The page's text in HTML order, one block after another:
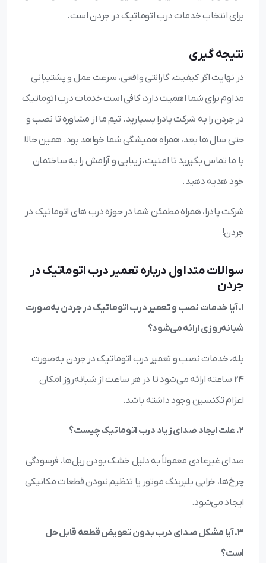
برای انتخاب خدمات درب اتوماتیک در جردن است.
نتیجه گیری
در نهایت اگر کیفیت، گارانتی واقعی، سرعت عمل و پشتیبانی
مداوم برای شما اهمیت دارد، کافی است خدمات درب اتوماتیک
در جردن را به شرکت پادرا بسپارید. تیم ما از مشاوره تا نصب و
حتی سال ها بعد، همراه همیشگی شما خواهد بود. همین حالا
با ما تماس بگیرید تا امنیت، زیبایی و آرامش را به ساختمان
خود هدیه دهید.
شرکت پادرا، همراه مطمئن شما در حوزه درب های اتوماتیک در
جردن!
سوالات متداول درباره تعمیر درب اتوماتیک در
جردن
1. آیا خدمات نصب و تعمیر درب اتوماتیک در جردن به‌صورت
شبانه‌روزی ارائه می‌شود؟
بله، خدمات نصب و تعمیر درب اتوماتیک در جردن به‌صورت
۲۴ ساعته ارائه می‌شود تا در هر ساعت از شبانه‌روز امکان
اعزام تکنسین وجود داشته باشد.
2. علت ایجاد صدای زیاد درب اتوماتیک چیست؟
صدای غیرعادی معمولاً به دلیل خشک بودن ریل‌ها، فرسودگی
چرخ‌ها، خرابی بلبرینگ موتور یا تنظیم نبودن قطعات مکانیکی
ایجاد می‌شود.
3. آیا مشکل صدای درب بدون تعویض قطعه قابل حل
است؟